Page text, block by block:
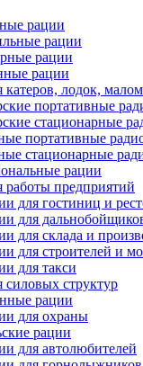
рации
рации
рации
рации
катеров, лодок,
портативные
стационарные
портативные
стационарные
рации
работы предприятий
для гостиниц и
для
для склада и
для строителей и
для такси
силовых структур
рации
для охраны
рации
для автолюбителей